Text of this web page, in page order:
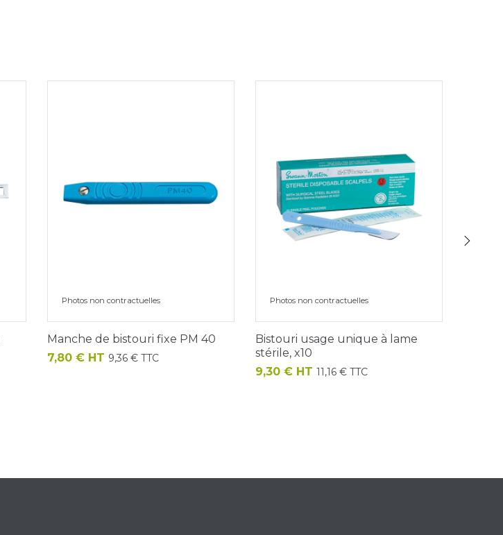
Photos non contractuelles
Manche de bistouri fixe PM 40
Prix
7,80 € HT 9,36 € TTC
Photos non contractuelles
Bistouri usage unique à lame
stérile, x10
Prix
9,30 € HT 11,16 € TTC